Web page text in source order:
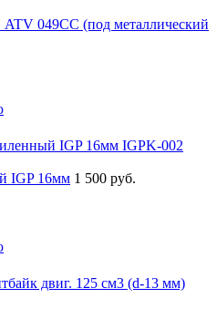
049CC (под металлический
IGP 16мм 1 500 руб.